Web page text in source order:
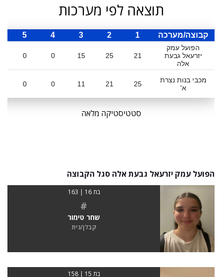
תוצאה לפי מערכות
קבוצה/מערכה 1
2
3
4
5
הפועל עמק
יזרעאל גבעת
אלה
21
25
15
0
0
מכבי בנות נצרת
א'
25
21
11
0
0
סטטיסטיקה מלאה
הפועל עמק יזרעאל גבעת אלה סגל הקבוצה
בת 16 | 163
#
שחר טימור
קבלן/נית
בת 15 | 158